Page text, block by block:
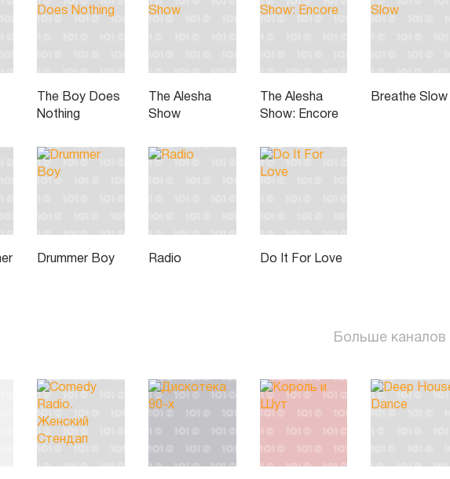
The Boy Does
Nothing
The Alesha
Show
The Alesha
Show: Encore
Breathe Slow
Drummer Boy Radio Do It For Love
Больше каналов